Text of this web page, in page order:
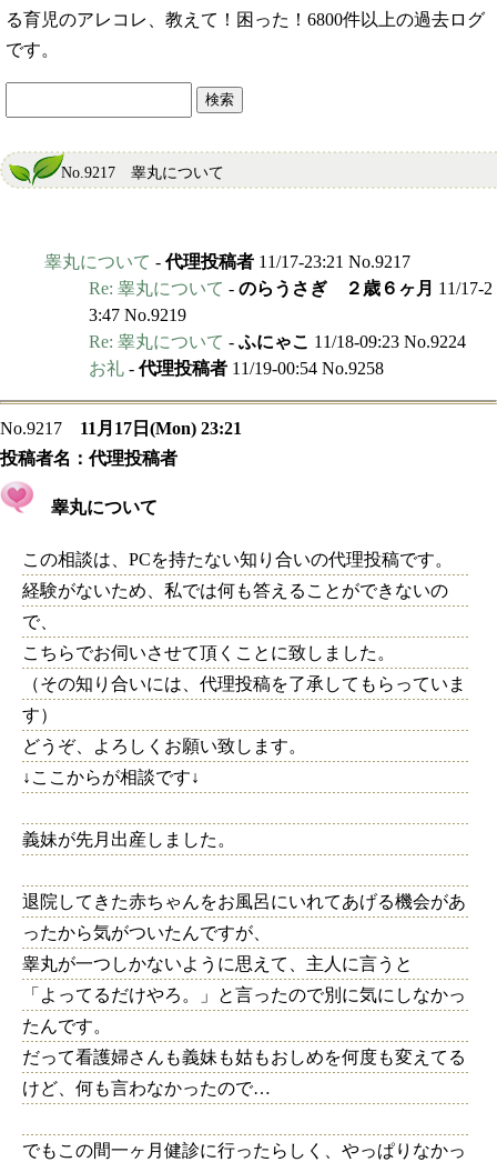
る育児のアレコレ、教えて！困った！6800件以上の過去ログ
です。
No.9217 睾丸について
睾丸について -代理投稿者 11/17-23:21 No.9217
Re: 睾丸について - のらうさぎ ２歳６ヶ月 11/17-2
3:47 No.9219
Re: 睾丸について - ふにゃこ 11/18-09:23 No.9224
お礼 -代理投稿者 11/19-00:54 No.9258
No.9217
11月17日(Mon) 23:21
投稿者名：代理投稿者
睾丸について
この相談は、PCを持たない知り合いの代理投稿です。
経験がないため、私では何も答えることができないの
で、
こちらでお伺いさせて頂くことに致しました。
（その知り合いには、代理投稿を了承してもらっていま
す）
どうぞ、よろしくお願い致します。
↓ここからが相談です↓
義妹が先月出産しました。
退院してきた赤ちゃんをお風呂にいれてあげる機会があ
ったから気がついたんですが、
睾丸が一つしかないように思えて、主人に言うと
「よってるだけやろ。」と言ったので別に気にしなかっ
たんです。
だって看護婦さんも義妹も姑もおしめを何度も変えてる
けど、何も言わなかったので…
でもこの間一ヶ月健診に行ったらしく、やっぱりなかっ